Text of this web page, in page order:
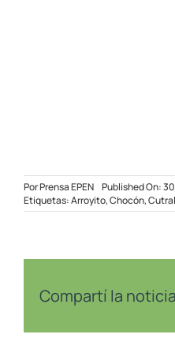
PorPrensa EPEN Published On:
Etiquetas:Arroyito,Chocón,
Compartí la noticia